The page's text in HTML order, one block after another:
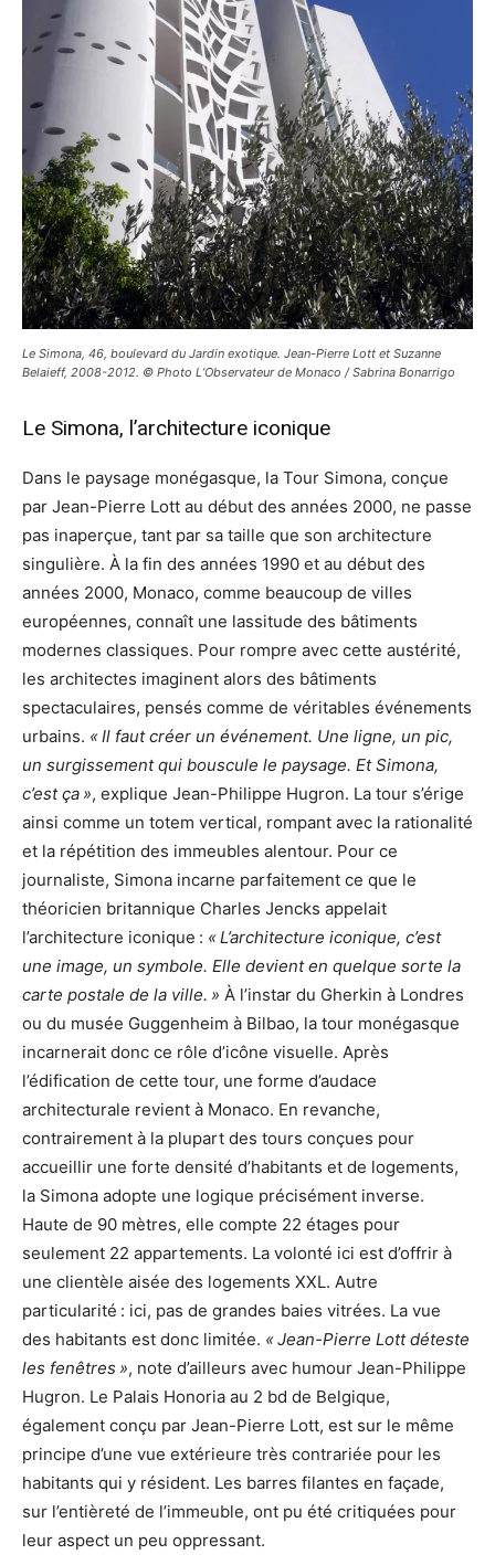
Le Simona, 46, boulevard du Jardin exotique. Jean-Pierre Lott et Suzanne
Belaieff, 2008-2012. © Photo L’Observateur de Monaco / Sabrina Bonarrigo
Le Simona, l’architecture iconique
Dans le paysage monégasque, la Tour Simona, conçue
par Jean-Pierre Lott au début des années 2000, ne passe
pas inaperçue, tant par sa taille que son architecture
singulière. À la fin des années 1990 et au début des
années 2000, Monaco, comme beaucoup de villes
européennes, connaît une lassitude des bâtiments
modernes classiques. Pour rompre avec cette austérité,
les architectes imaginent alors des bâtiments
spectaculaires, pensés comme de véritables événements
urbains. « Il faut créer un événement. Une ligne, un pic,
un surgissement qui bouscule le paysage. Et Simona,
c’est ça », explique Jean-Philippe Hugron. La tour s’érige
ainsi comme un totem vertical, rompant avec la rationalité
et la répétition des immeubles alentour. Pour ce
journaliste, Simona incarne parfaitement ce que le
théoricien britannique Charles Jencks appelait
l’architecture iconique : « L’architecture iconique, c’est
une image, un symbole. Elle devient en quelque sorte la
carte postale de la ville. » À l’instar du Gherkin à Londres
ou du musée Guggenheim à Bilbao, la tour monégasque
incarnerait donc ce rôle d’icône visuelle. Après
l’édification de cette tour, une forme d’audace
architecturale revient à Monaco. En revanche,
contrairement à la plupart des tours conçues pour
accueillir une forte densité d’habitants et de logements,
la Simona adopte une logique précisément inverse.
Haute de 90 mètres, elle compte 22 étages pour
seulement 22 appartements. La volonté ici est d’offrir à
une clientèle aisée des logements XXL. Autre
particularité : ici, pas de grandes baies vitrées. La vue
des habitants est donc limitée. « Jean-Pierre Lott déteste
les fenêtres », note d’ailleurs avec humour Jean-Philippe
Hugron. Le Palais Honoria au 2 bd de Belgique,
également conçu par Jean-Pierre Lott, est sur le même
principe d’une vue extérieure très contrariée pour les
habitants qui y résident. Les barres filantes en façade,
sur l’entièreté de l’immeuble, ont pu été critiquées pour
leur aspect un peu oppressant.